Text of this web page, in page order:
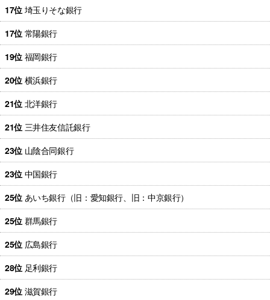
17位 埼玉りそな銀行
17位 常陽銀行
19位 福岡銀行
20位 横浜銀行
21位 北洋銀行
21位 三井住友信託銀行
23位 山陰合同銀行
23位 中国銀行
25位 あいち銀行（旧：愛知銀行、旧：中京銀行）
25位 群馬銀行
25位 広島銀行
28位 足利銀行
29位 滋賀銀行